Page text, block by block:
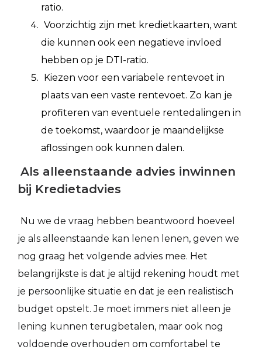
ratio.
Voorzichtig zijn met kredietkaarten, want
die kunnen ook een negatieve invloed
hebben op je DTI-ratio.
Kiezen voor een variabele rentevoet in
plaats van een vaste rentevoet. Zo kan je
profiteren van eventuele rentedalingen in
de toekomst, waardoor je maandelijkse
aflossingen ook kunnen dalen.
Als alleenstaande advies inwinnen
bij Kredietadvies
Nu we de vraag hebben beantwoord hoeveel
je als alleenstaande kan lenen lenen, geven we
nog graag het volgende advies mee. Het
belangrijkste is dat je altijd rekening houdt met
je persoonlijke situatie en dat je een realistisch
budget opstelt. Je moet immers niet alleen je
lening kunnen terugbetalen, maar ook nog
voldoende overhouden om comfortabel te